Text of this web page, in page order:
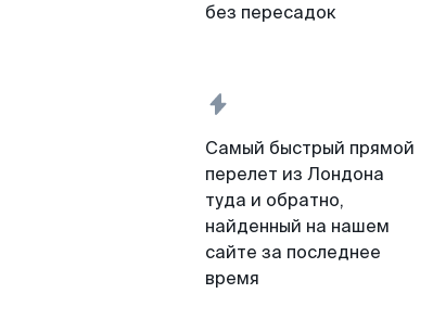
без пересадок
Самый быстрый прямой
перелет из Лондона
туда и обратно,
найденный на нашем
сайте за последнее
время